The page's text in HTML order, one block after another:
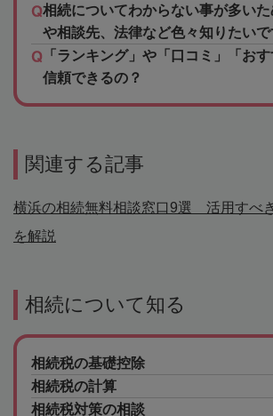
相続についてわからない事が多いた
や相談先、法律など色々知りたいで
「ランキング」や「口コミ」「お
信頼できるの？
関連する記事
横浜の相続無料相談窓口9選 活用すべ
を解説
相続について知る
相続税の基礎控除
相続税の計算
相続税対策の相談